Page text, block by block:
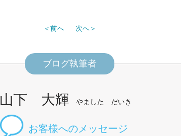
前へ 次へ
ブログ執筆者
山下 大輝 やました だいき